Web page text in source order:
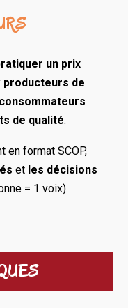
un prix
producteurs de
consommateurs
de qualité.
en format SCOP,
et les décisions
= 1 voix).